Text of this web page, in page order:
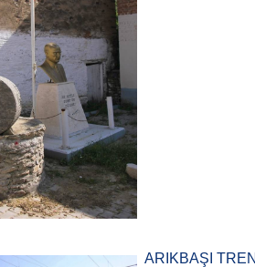
ARIKBAŞI